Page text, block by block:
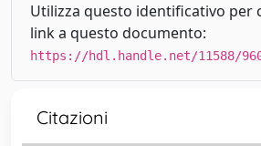
Utilizza questo identificativo per
link a questo documento:
https://hdl.handle.net/11588/
Citazioni